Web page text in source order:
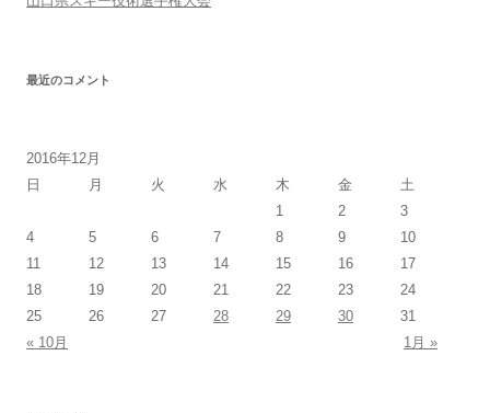
最近のコメント
2016年12月
日
月 火 水 木 金
土
1
2
3
4
5 6 7 8 9
10
11
12 13 14 15 16
17
18
19 20 21 22 23
24
25
26 27 28 29 30
31
« 10月
1月 »